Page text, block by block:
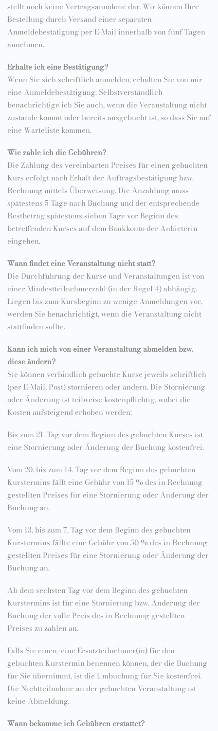
stellt noch keine Vertragsannahme dar. Wir können Ihre
Bestellung durch Versand einer separaten
Anmeldebestätigung per E-Mail innerhalb von fünf Tagen
annehmen.
Erhalte ich eine Bestätigung?
Wenn Sie sich schriftlich anmelden, erhalten Sie von mir
eine Anmeldebestätigung. Selbstverständlich
benachrichtige ich Sie auch, wenn die Veranstaltung nicht
zustande kommt oder bereits ausgebucht ist, so dass Sie auf
eine Warteliste kommen.
Wie zahle ich die Gebühren?
Die Zahlung des vereinbarten Preises für einen gebuchten
Kurs erfolgt nach Erhalt der Auftragsbestätigung bzw.
Rechnung mittels Überweisung. Die Anzahlung muss
spätestens 5 Tage nach Buchung und der entsprechende
Restbetrag spätestens sieben Tage vor Beginn des
betreffenden Kurses auf dem Bankkonto der Anbieterin
eingehen.
Wann findet eine Veranstaltung nicht statt?
Die Durchführung der Kurse und Veranstaltungen ist von
einer Mindestteilnehmerzahl (in der Regel 4) abhängig.
Liegen bis zum Kursbeginn zu wenige Anmeldungen vor,
werden Sie benachrichtigt, wenn die Veranstaltung nicht
stattfinden sollte.
Kann ich mich von einer Veranstaltung abmelden bzw.
diese ändern?
Sie können verbindlich gebuchte Kurse jeweils schriftlich
(per E-Mail, Post) stornieren oder ändern. Die Stornierung
oder Änderung ist teilweise kostenpflichtig, wobei die
Kosten aufsteigend erhoben werden:
Bis zum 21. Tag vor dem Beginn des gebuchten Kurses ist
eine Stornierung oder Änderung der Buchung kostenfrei.
Vom 20. bis zum 14. Tag vor dem Beginn des gebuchten
Kurstermins fällt eine Gebühr von 15 % des in Rechnung
gestellten Preises für eine Stornierung oder Änderung der
Buchung an.
Vom 13. bis zum 7. Tag vor dem Beginn des gebuchten
Kurstermins fällte eine Gebühr von 50 % des in Rechnung
gestellten Preises für eine Stornierung oder Änderung der
Buchung an.
Ab dem sechsten Tag vor dem Beginn des gebuchten
Kurstermins ist für eine Stornierung bzw. Änderung der
Buchung der volle Preis des in Rechnung gestellten
Preises zu zahlen an.
Falls Sie einen/eine Ersatzteilnehmer(in) für den
gebuchten Kurstermin benennen können, der die Buchung
für Sie übernimmt, ist die Umbuchung für Sie kostenfrei.
Die Nichtteilnahme an der gebuchten Veranstaltung ist
keine Abmeldung.
Wann bekomme ich Gebühren erstattet?